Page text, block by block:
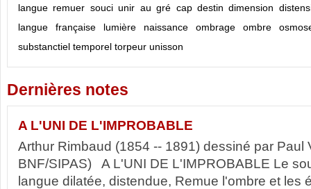
langue remuer souci unir au gré cap destin dimension
langue française
lumière naissance ombrage ombre
substanctiel temporel torpeur unisson
Dernières notes
A L'UNI DE L'IMPROBABLE
Arthur Rimbaud (1854 -- 1891) dessiné par Paul
BNF/SIPAS) A L'UNI DE L'IMPROBABLE Le
langue dilatée, distendue, Remue l'ombre et les